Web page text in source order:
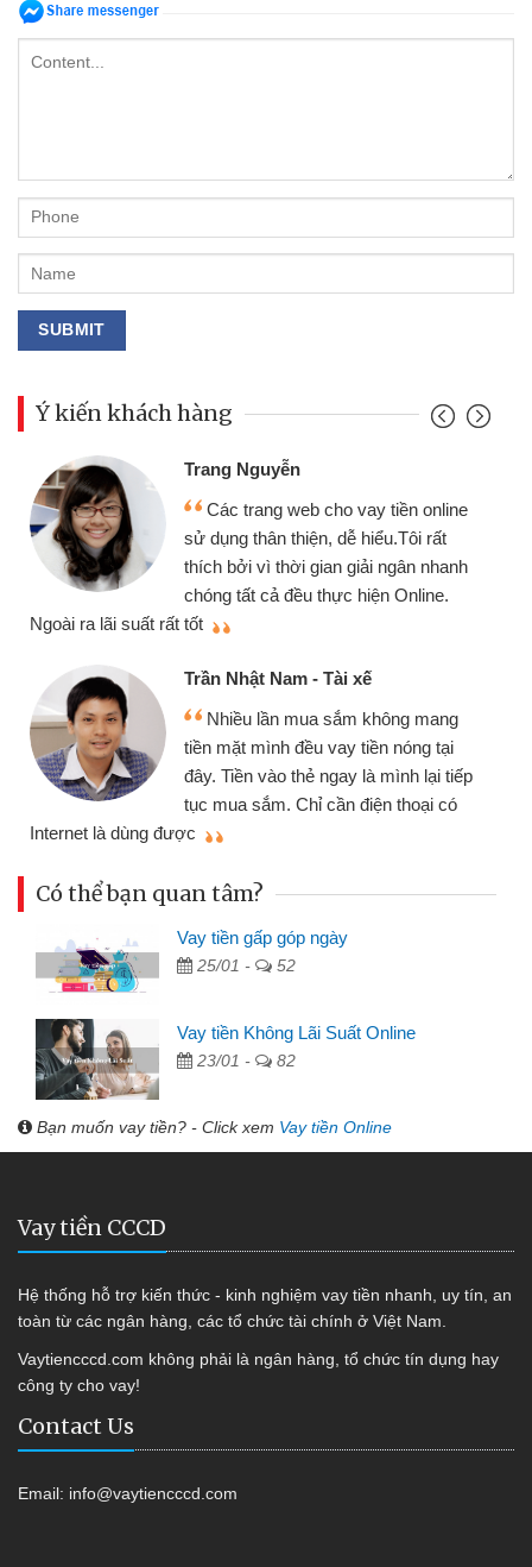
Ý kiến khách hàng
online
rất
nhanh
mang
nóng tại
lại tiếp
Đoàn Hữu Cảnh
Mình cần tiền gấp nên định
chiếc xe wave nhưng thật may
gói vay tiền bằng CMND online
cần gặp mặt nên rất tiện lợi, sẽ
thiệu cho bạn bè biết
Cấn Văn Lực - Tạp hóa
Tôi kinh doanh buôn bán nhỏ
nhiều lúc cần vốn nhập hàng,
đến website qua bạn bè giới
đã giải quyết được công việc
Có thể bạn quan tâm?
Vay tiền gấp góp ngày
25/01 - 52
Vay tiền Không Lãi Suất Online
23/01 - 82
Bạn muốn vay tiền? - Click xem Vay tiền Online
Vay tiền CCCD
Hệ thống hỗ trợ kiến thức - kinh nghiệm vay tiền nhanh, uy tín, an
toàn từ các ngân hàng, các tổ chức tài chính ở Việt Nam.
Vaytiencccd.com không phải là ngân hàng, tổ chức tín dụng hay
công ty cho vay!
Contact Us
Email: info@vaytiencccd.com